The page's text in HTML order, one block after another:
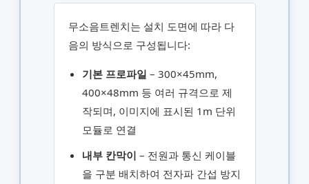
무소음트렌치는 설치 도면에 따라 다
음의 방식으로 구성됩니다:
기본 프로파일 – 300×45mm,
400×48mm 등 여러 규격으로 제
작되며, 이미지에 표시된 1m 단위
모듈로 연결
내부 칸막이 – 전원과 통신 케이블
을 구분 배치하여 전자파 간섭 방지